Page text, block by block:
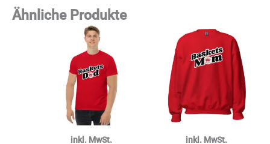
Ähnliche Produkte
inkl. MwSt.
weist
mehrere
Varianten
auf.
Die
inkl. MwSt.
Dieses
Produkt
weist
mehrere
Varianten
auf.